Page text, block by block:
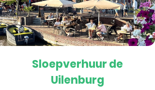
Direct reserveren
Sloepverhuur de
Uilenburg